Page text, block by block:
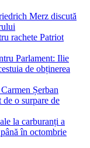
Merz discută
rachete Patriot
Parlament: Ilie
de obținerea
Șerban
o surpare de
la carburanți a
în octombrie